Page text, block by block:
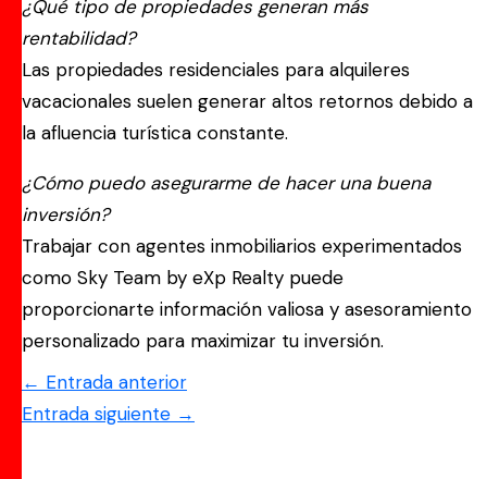
¿Qué tipo de propiedades generan más
rentabilidad?
Las propiedades residenciales para alquileres
vacacionales suelen generar altos retornos debido a
la afluencia turística constante.
¿Cómo puedo asegurarme de hacer una buena
inversión?
Trabajar con agentes inmobiliarios experimentados
como Sky Team by eXp Realty puede
proporcionarte información valiosa y asesoramiento
personalizado para maximizar tu inversión.
← Entrada anterior
Entrada siguiente →